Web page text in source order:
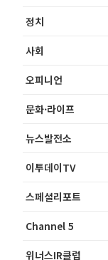
정치
사회
오피니언
문화·라이프
뉴스발전소
이투데이TV
스페셜리포트
Channel 5
위너스IR클럽